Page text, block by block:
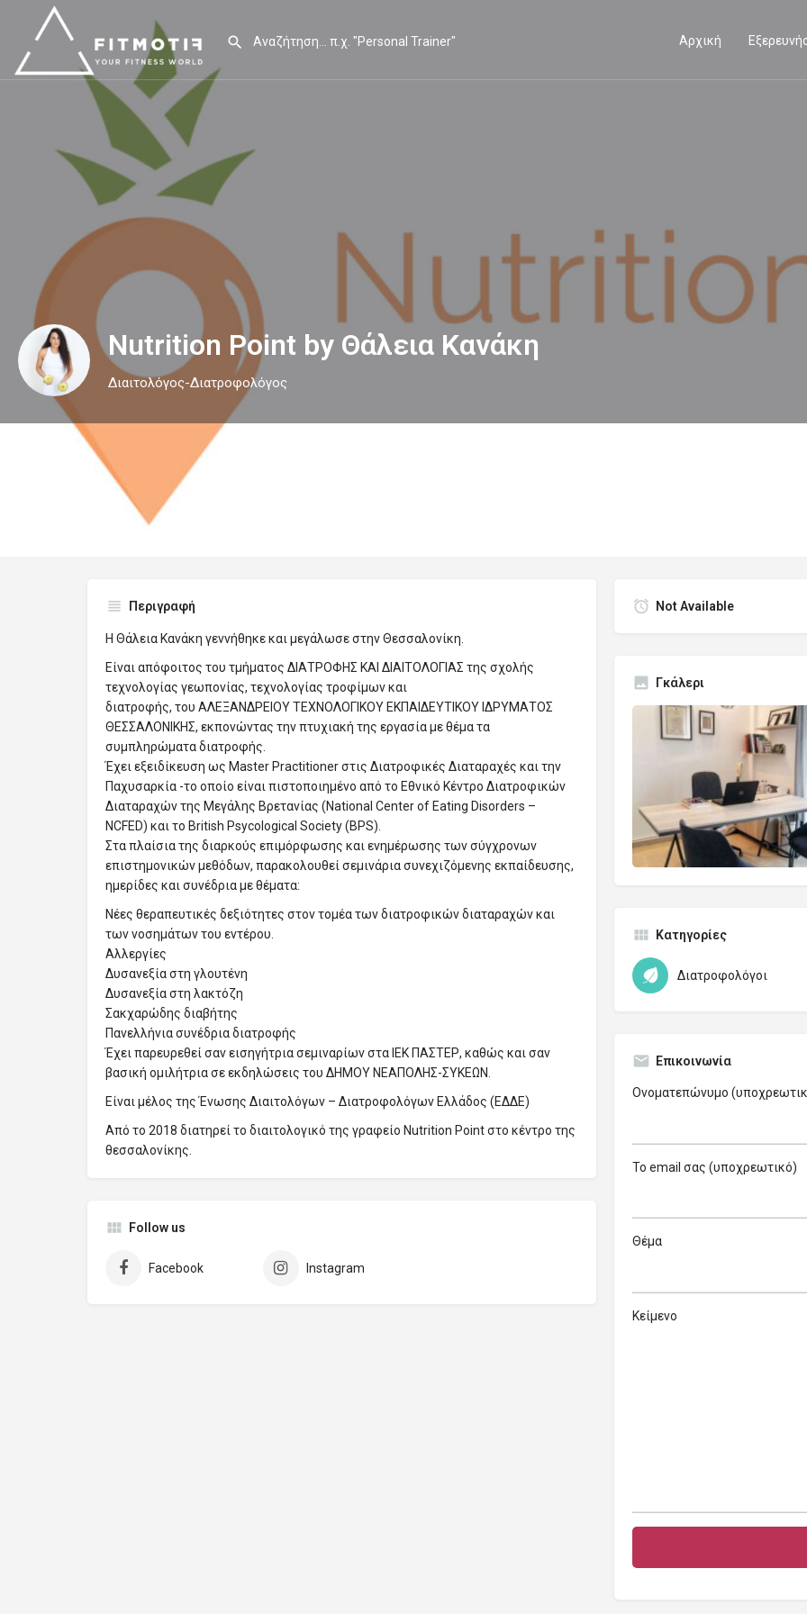
Αρχική
Nutrition Point by Θάλεια Κανάκη
Διαιτολόγος-Διατροφολόγος
Περιγραφή
Η Θάλεια Κανάκη γεννήθηκε και μεγάλωσε στην Θεσσαλονίκη.
Είναι απόφοιτος του τμήματος ΔΙΑΤΡΟΦΗΣ ΚΑΙ ΔΙΑΙΤΟΛΟΓΙΑΣ της σχολής
τεχνολογίας γεωπονίας, τεχνολογίας τροφίμων και
διατροφής, του ΑΛΕΞΑΝΔΡΕΙΟΥ ΤΕΧΝΟΛΟΓΙΚΟΥ ΕΚΠΑΙΔΕΥΤΙΚΟΥ ΙΔΡΥΜΑΤΟΣ
ΘΕΣΣΑΛΟΝΙΚΗΣ, εκπονώντας την πτυχιακή της εργασία με θέμα τα
συμπληρώματα διατροφής.
Έχει εξειδίκευση ως Master Practitioner στις Διατροφικές Διαταραχές και την
Παχυσαρκία -το οποίο είναι πιστοποιημένο από το Εθνικό Κέντρο Διατροφικών
Διαταραχών της Μεγάλης Βρετανίας (National Center of Eating Disorders –
NCFED) και το British Psycological Society (BPS).
Στα πλαίσια της διαρκούς επιμόρφωσης και ενημέρωσης των σύγχρονων
επιστημονικών μεθόδων, παρακολουθεί σεμινάρια συνεχιζόμενης εκπαίδευσης,
ημερίδες και συνέδρια με θέματα:
Νέες θεραπευτικές δεξιότητες στον τομέα των διατροφικών διαταραχών και
των νοσημάτων του εντέρου.
Αλλεργίες
Δυσανεξία στη γλουτένη
Δυσανεξία στη λακτόζη
Σακχαρώδης διαβήτης
Πανελλήνια συνέδρια διατροφής
Έχει παρευρεθεί σαν εισηγήτρια σεμιναρίων στα ΙΕΚ ΠΑΣΤΕΡ, καθώς και σαν
βασική ομιλήτρια σε εκδηλώσεις του ΔΗΜΟΥ ΝΕΑΠΟΛΗΣ-ΣΥΚΕΩΝ.
Είναι μέλος της Ένωσης Διαιτολόγων – Διατροφολόγων Ελλάδος (ΕΔΔΕ)
Από το 2018 διατηρεί το διαιτολογικό της γραφείο Nutrition Point στο κέντρο της
θεσσαλονίκης.
Not Available
Γκάλερι
Κατηγορίες
Διατροφολόγοι
Επικοινωνία
Ονοματεπώνυμο
Το email σας (υποχρεωτικό)
Θέμα
Κείμενο
Follow us
Facebook Instagram